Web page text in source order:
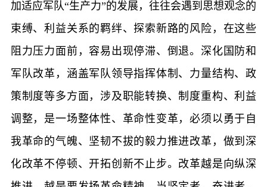
加适应军队“生产力”的发展，往往会遇到思想观念的
束缚、利益关系的羁绊、探索新路的风险，在这些
阻力压力面前，容易出现停滞、倒退。深化国防和
军队改革，涵盖军队领导指挥体制、力量结构、政
策制度等多方面，涉及职能转换、制度重构、利益
调整，是一场整体性、革命性变革，必须以勇于自
我革命的气魄、坚韧不拔的毅力推进改革，做到深
化改革不停顿、开拓创新不止步。改革越是向纵深